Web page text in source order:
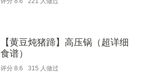
【黄豆炖猪蹄】高压锅（超详细
食谱）
评分 8.6 315 人做过